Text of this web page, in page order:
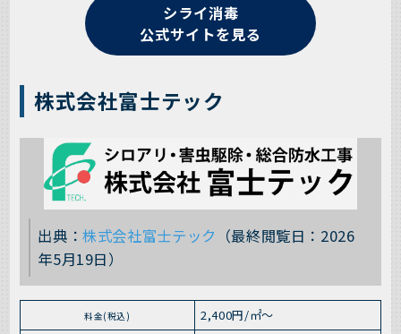
シライ消毒
公式サイトを見る
株式会社富士テック
出典：株式会社富士テック （最終閲覧日：2026
年5月19日）
料金(税込) 2,400円/㎡～